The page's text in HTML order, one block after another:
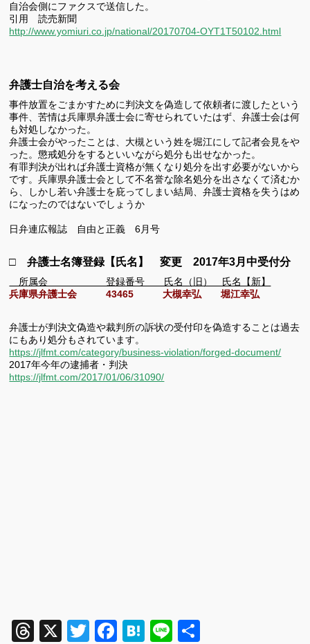
自治会側にファクスで送信した。
引用 読売新聞
http://www.yomiuri.co.jp/national/20170704-OYT1T50102.html
弁護士自治を考える会
事件放置をごまかすために判決文を偽造して依頼者に渡したという
事件、苦情は兵庫県弁護士会に寄せられていたはず、弁護士会は何
も対処しなかった。
弁護士会がやったことは、大槻という姓を堀江にして記者会見をや
った。懲戒処分をするといいながら処分も出せなかった。
有罪判決が出れば弁護士資格が無くなり処分を出す必要がないから
です。兵庫県弁護士会として不名誉な除名処分を出さなくて済むか
ら、しかし若い弁護士を庇ってしまい結局、弁護士資格を失うはめ
になったのではないでしょうか
日弁連広報誌 自由と正義 6月号
□ 弁護士名簿登録【氏名】 変更 2017年3月中受付分
所属会 登録番号 氏名（旧） 氏名【新】
兵庫県弁護士会 43465 大槻幸弘 堀江幸弘
弁護士が判決文偽造や裁判所の訴状の受付印を偽造することは過去
にもあり処分もされています。
https://jlfmt.com/category/business-violation/forged-document/
2017年今年の逮捕者・判決
https://jlfmt.com/2017/01/06/31090/
Threads
X TwitterFacebook
Hatena
Line